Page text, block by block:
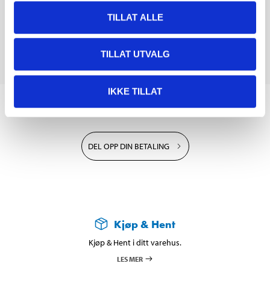
TILLAT ALLE
TILLAT UTVALG
IKKE TILLAT
Biltemakortet
DEL OPP DIN BETALING
Kjøp & Hent
Kjøp & Hent i ditt varehus.
LES MER